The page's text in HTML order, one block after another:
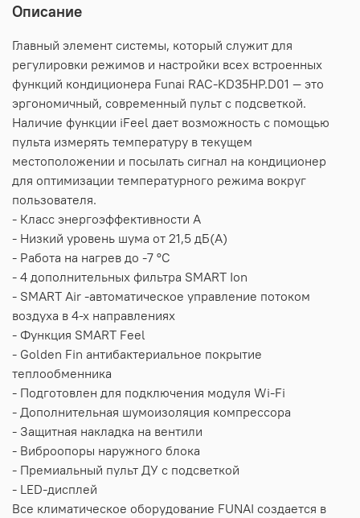
Описание
Главный элемент системы, который служит для
регулировки режимов и настройки всех встроенных
функций кондиционера Funai RAC-KD35HP.D01 — это
эргономичный, современный пульт с подсветкой.
Наличие функции iFeel дает возможность с помощью
пульта измерять температуру в текущем
местоположении и посылать сигнал на кондиционер
для оптимизации температурного режима вокруг
пользователя.
- Класс энергоэффективности A
- Низкий уровень шума от 21,5 дБ(А)
- Работа на нагрев до -7 °С
- 4 дополнительных фильтра SMART Ion
- SMART Air -автоматическое управление потоком
воздуха в 4-х направлениях
- Функция SMART Feel
- Golden Fin антибактериальное покрытие
теплообменника
- Подготовлен для подключения модуля Wi-Fi
- Дополнительная шумоизоляция компрессора
- Защитная накладка на вентили
- Виброопоры наружного блока
- Премиальный пульт ДУ с подсветкой
- LED-дисплей
Все климатическое оборудование FUNAI создается в